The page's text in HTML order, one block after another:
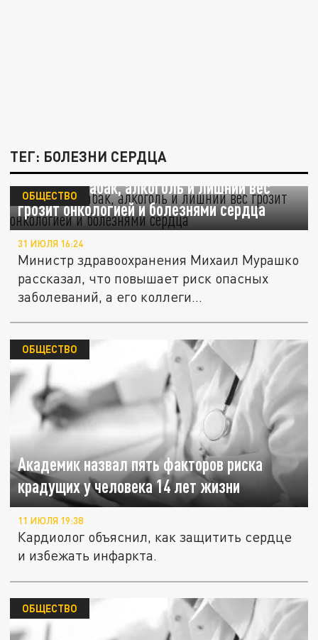
ТЕГ: БОЛЕЗНИ СЕРДЦА
Мурашко: Табак, алкоголь и лишний вес
грозит онкологией и болезнями сердца
ОБЩЕСТВО
31 ИЮЛЯ 16:24
Министр здравоохранения Михаил Мурашко
рассказал, что повышает риск опасных
заболеваний, а его коллеги...
Академик назвал пять факторов риска
крадущих у человека 14 лет жизни
ОБЩЕСТВО
11 ИЮЛЯ 19:38
Кардиолог объяснил, как защитить сердце
и избежать инфаркта.
ОБЩЕСТВО